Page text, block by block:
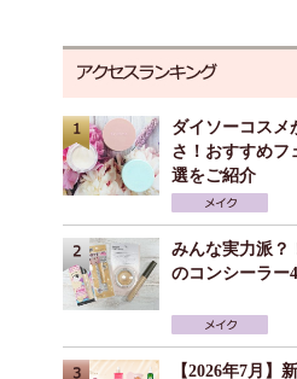
ダイソーコスメ
さ！おすすめフ
選をご紹介
みんな実力派？
のコンシーラー
【2026年7月】